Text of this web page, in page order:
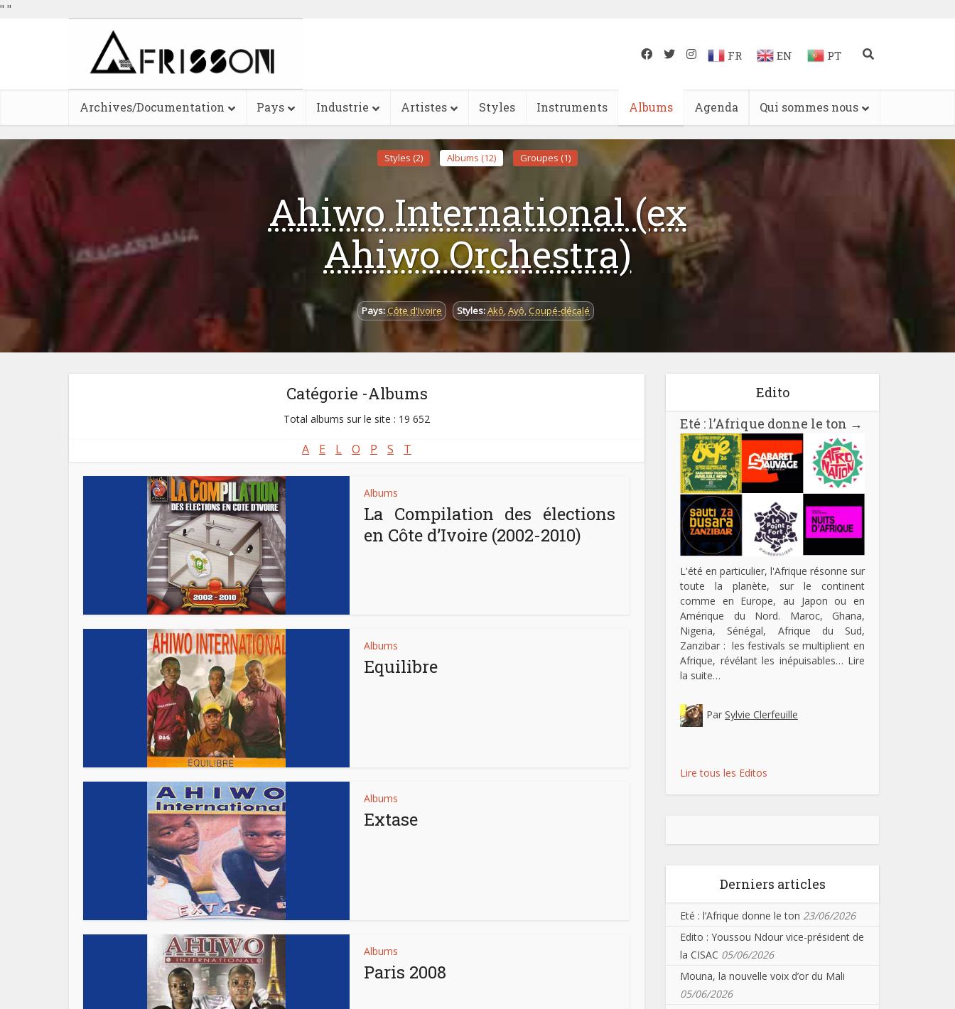
" "
FR EN PT
Archives/Documentation Pays Industrie Artistes Styles Instruments Albums Agenda Qui sommes nous
Styles (2) Albums (12) Groupes (1)
Ahiwo International (ex
Ahiwo Orchestra)
Pays:Côte d'Ivoire Styles:Akô,Ayô,Coupé-décalé
Catégorie -Albums
Total albums sur le site : 19 652
A E L O P S T
Albums
La Compilation des élections
en Côte d’Ivoire (2002-2010)
Albums
Equilibre
Albums
Extase
Albums
Paris 2008
Edito
Eté : l’Afrique donne le ton →
L'été en particulier, l'Afrique résonne sur
toute la planète, sur le continent
comme en Europe, au Japon ou en
Amérique du Nord. Maroc, Ghana,
Nigeria, Sénégal, Afrique du Sud,
Zanzibar : les festivals se multiplient en
Afrique, révélant les inépuisables… Lire
la suite…
Par Sylvie Clerfeuille
Lire tous les Editos
Derniers articles
Eté : l’Afrique donne le ton 23/06/2026
Edito : Youssou Ndour vice-président de
la CISAC 05/06/2026
Mouna, la nouvelle voix d’or du Mali
05/06/2026